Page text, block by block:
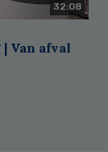
32:08
Van afval